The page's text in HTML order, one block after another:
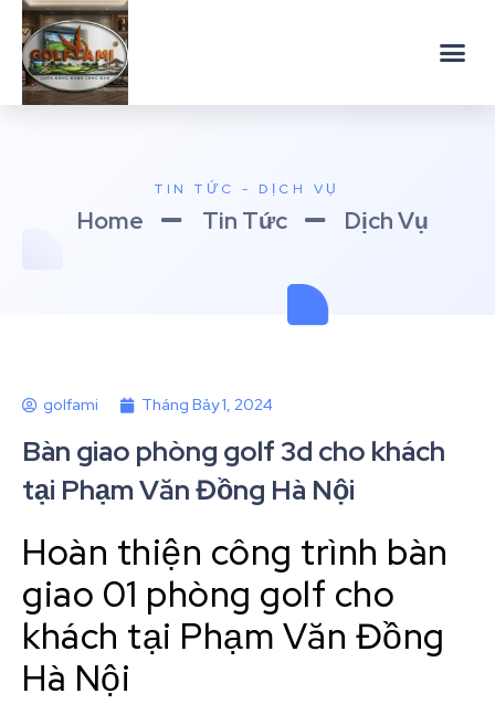
TIN TỨC - DỊCH VỤ
Home Tin Tức Dịch Vụ
golfami Tháng Bảy 1, 2024
Bàn giao phòng golf 3d cho khách
tại Phạm Văn Đồng Hà Nội
Hoàn thiện công trình bàn
giao 01 phòng golf cho
khách tại Phạm Văn Đồng
Hà Nội